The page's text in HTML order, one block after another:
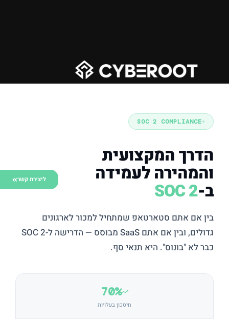
ליצירת קשר
SOC 2 COMPLIANCE
הדרך המקצועית
והמהירה לעמידה
ב-SOC 2
בין אם אתם סטארטאפ שמתחיל למכור לארגונים
גדולים, ובין אם אתם SaaS מבוסס — הדרישה ל-SOC 2
כבר לא "בונוס". היא תנאי סף.
70%
חיסכון בעלויות